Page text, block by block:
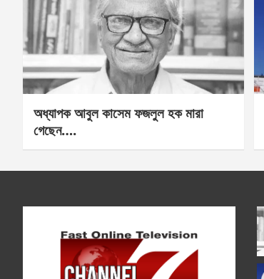
অধ্যাপক আবুল কাসেম ফজলুল হক মারা
গেছেন….